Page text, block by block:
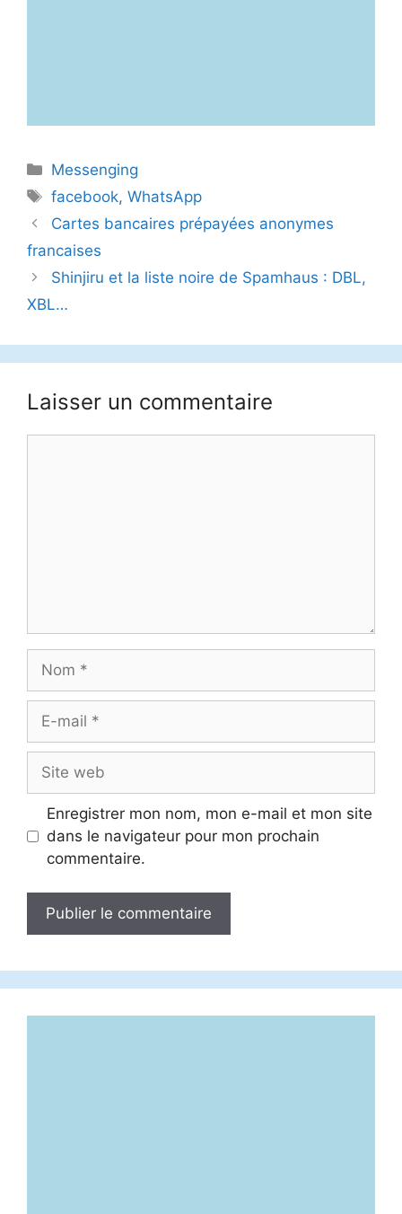
Catégories
Messenging
Étiquettes
facebook,WhatsApp
Cartes bancaires prépayées anonymes
francaises
Shinjiru et la liste noire de Spamhaus : DBL,
XBL…
Laisser un commentaire
mail
web
Enregistrer mon nom, mon e-mail et mon site
dans le navigateur pour mon prochain
commentaire.